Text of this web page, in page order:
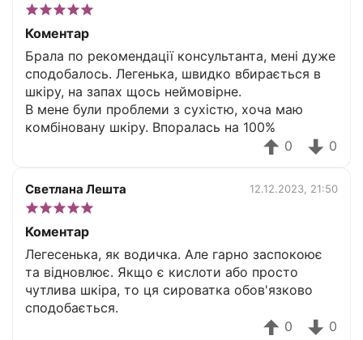
Коментар
Брала по рекомендації консультанта, мені дуже
сподобалось. Легенька, швидко вбирається в
шкіру, на запах щось неймовірне.
В мене були проблеми з сухістю, хоча маю
комбіновану шкіру. Впоралась на 100%
0
0
Светлана Лешта 12.12.2023, 21:50
Коментар
Легесенька, як водичка. Але гарно заспокоює
та відновлює. Якщо є кислоти або просто
чутлива шкіра, то ця сироватка обов'язково
сподобається.
0
0